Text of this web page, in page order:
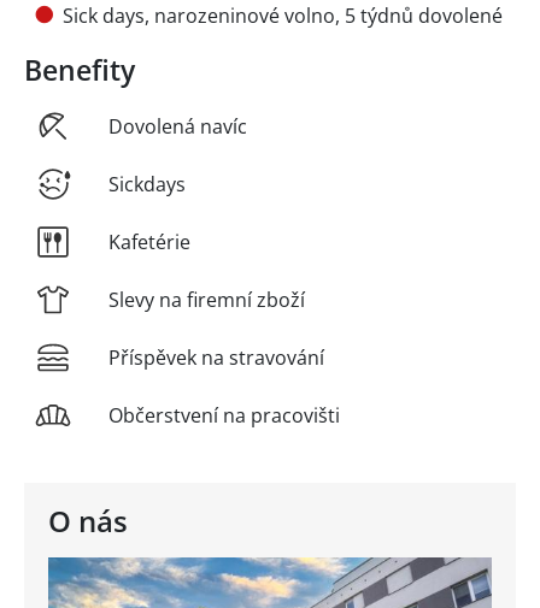
O nás
Sick days, narozeninové volno, 5 týdnů dovolené
Benefity
Dovolená navíc
Sickdays
Kafetérie
Slevy na firemní zboží
Příspěvek na stravování
Občerstvení na pracovišti